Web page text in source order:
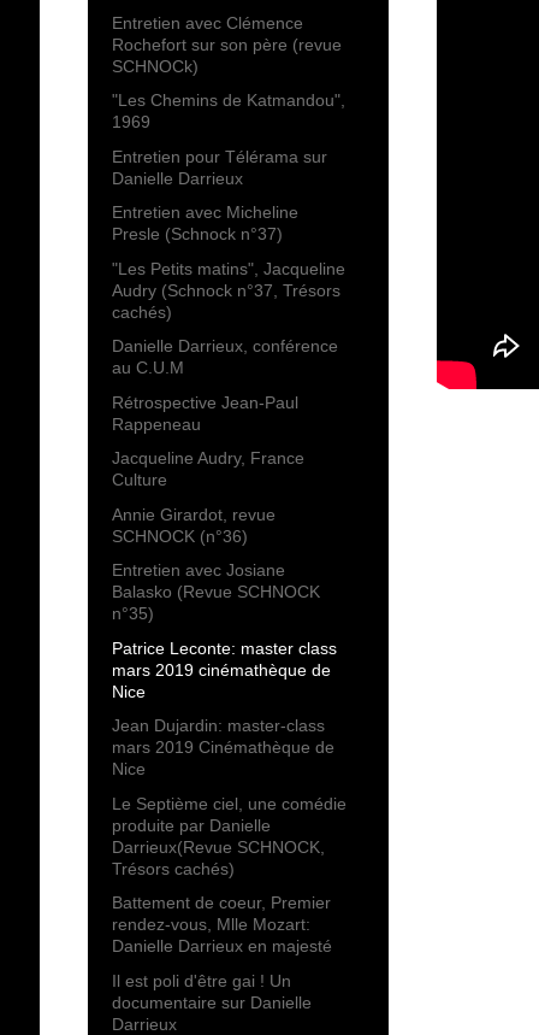
Entretien avec Clémence
Rochefort sur son père (revue
SCHNOCk)
"Les Chemins de Katmandou",
1969
Entretien pour Télérama sur
Danielle Darrieux
Entretien avec Micheline
Presle (Schnock n°37)
"Les Petits matins", Jacqueline
Audry (Schnock n°37, Trésors
cachés)
Danielle Darrieux, conférence
au C.U.M
Rétrospective Jean-Paul
Rappeneau
Jacqueline Audry, France
Culture
Annie Girardot, revue
SCHNOCK (n°36)
Entretien avec Josiane
Balasko (Revue SCHNOCK
n°35)
Patrice Leconte: master class
mars 2019 cinémathèque de
Nice
Jean Dujardin: master-class
mars 2019 Cinémathèque de
Nice
Le Septième ciel, une comédie
produite par Danielle
Darrieux(Revue SCHNOCK,
Trésors cachés)
Battement de coeur, Premier
rendez-vous, Mlle Mozart:
Danielle Darrieux en majesté
Il est poli d'être gai ! Un
documentaire sur Danielle
Darrieux